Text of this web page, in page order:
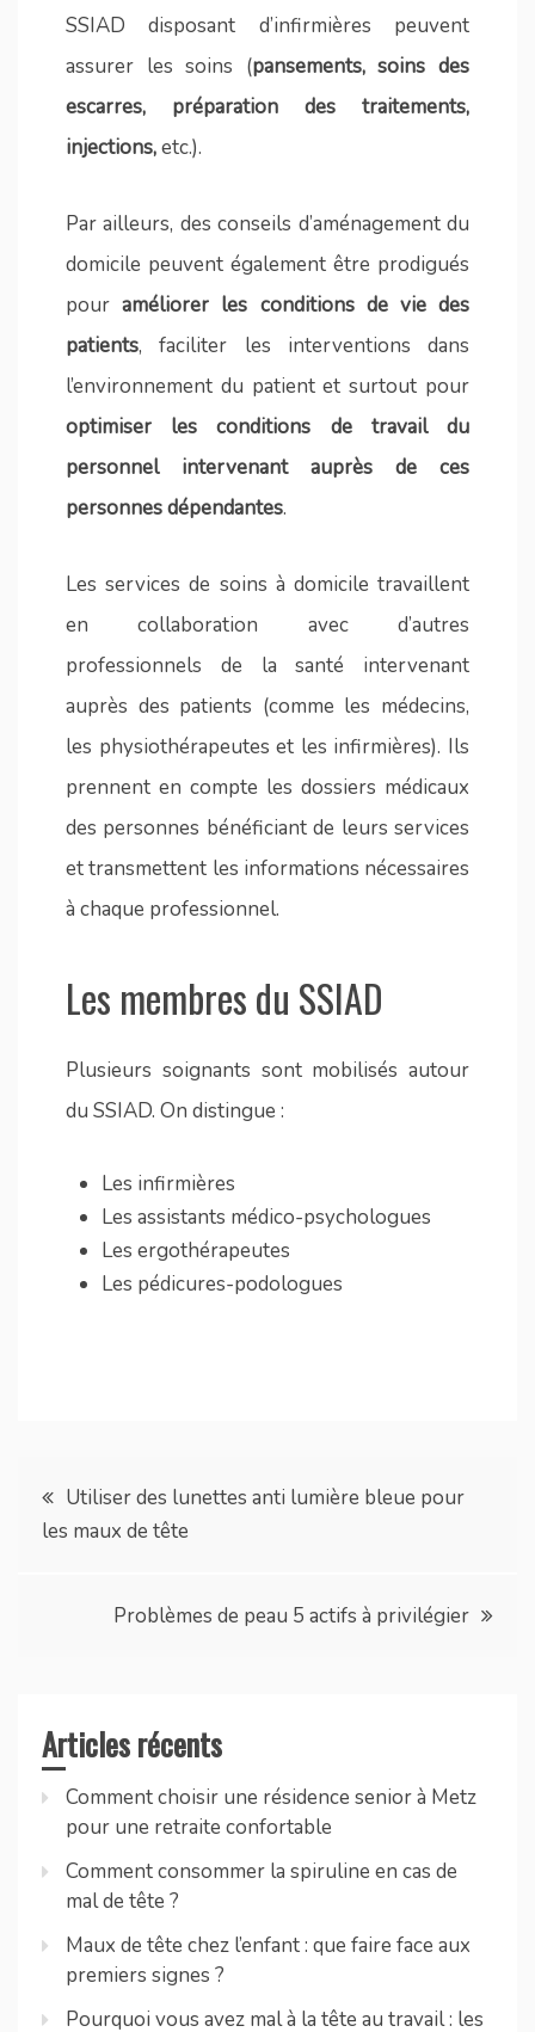
SSIAD disposant d’infirmières peuvent
assurer les soins (pansements, soins des
escarres, préparation des traitements,
injections,etc.).
Par ailleurs, des conseils d’aménagement du
domicile peuvent également être prodigués
pouraméliorer les conditions de vie des
patients, faciliter les interventions dans
l’environnement du patient et surtout pour
optimiser les conditions de travail du
personnel intervenant auprès de ces
personnes dépendantes.
Les services de soins à domicile travaillent
en collaboration avec d’autres
professionnels de la santé intervenant
auprès des patients (comme les médecins,
les physiothérapeutes et les infirmières). Ils
prennent en compte les dossiers médicaux
des personnes bénéficiant de leurs services
et transmettent les informations nécessaires
à chaque professionnel.
Les membres du SSIAD
Plusieurs soignants sont mobilisés autour
du SSIAD. On distingue :
Les infirmières
Les assistants médico-psychologues
Les ergothérapeutes
Les pédicures-podologues
Navigation
de
l’article
Utiliser des lunettes anti lumière bleue pour
les maux de tête
Problèmes de peau 5 actifs à privilégier
Articles récents
Comment choisir une résidence senior à Metz
pour une retraite confortable
Comment consommer la spiruline en cas de
mal de tête ?
Maux de tête chez l’enfant : que faire face aux
premiers signes ?
Pourquoi vous avez mal à la tête au travail : les